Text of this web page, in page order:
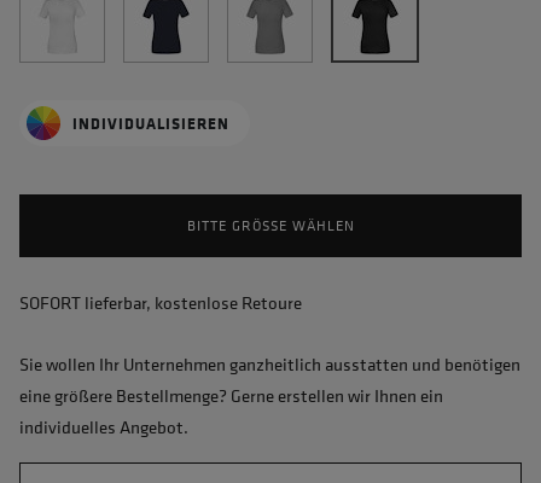
INDIVIDUALISIEREN
BITTE GRÖSSE WÄHLEN
SOFORT lieferbar, kostenlose Retoure
Sie wollen Ihr Unternehmen ganzheitlich ausstatten und benötigen
eine größere Bestellmenge? Gerne erstellen wir Ihnen ein
individuelles Angebot.